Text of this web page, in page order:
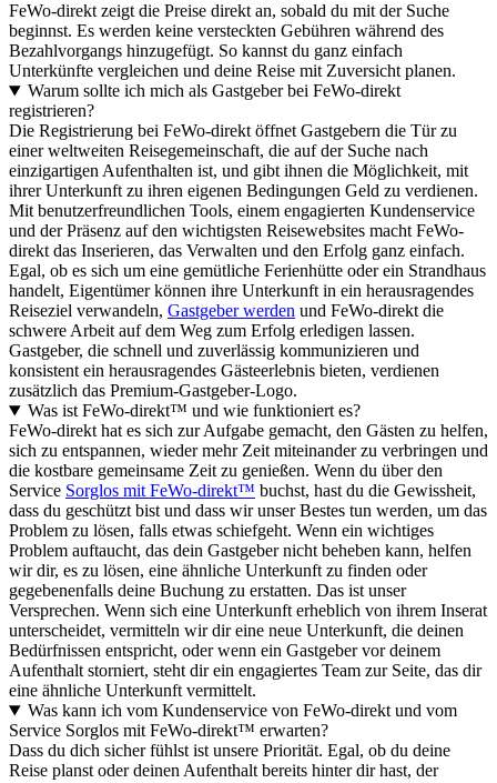
FeWo-direkt zeigt die Preise direkt an, sobald du mit der Suche
beginnst. Es werden keine versteckten Gebühren während des
Bezahlvorgangs hinzugefügt. So kannst du ganz einfach
Unterkünfte vergleichen und deine Reise mit Zuversicht planen.
Warum sollte ich mich als Gastgeber bei FeWo-direkt
registrieren?
Die Registrierung bei FeWo-direkt öffnet Gastgebern die Tür zu
einer weltweiten Reisegemeinschaft, die auf der Suche nach
einzigartigen Aufenthalten ist, und gibt ihnen die Möglichkeit, mit
ihrer Unterkunft zu ihren eigenen Bedingungen Geld zu verdienen.
Mit benutzerfreundlichen Tools, einem engagierten Kundenservice
und der Präsenz auf den wichtigsten Reisewebsites macht FeWo-
direkt das Inserieren, das Verwalten und den Erfolg ganz einfach.
Egal, ob es sich um eine gemütliche Ferienhütte oder ein Strandhaus
handelt, Eigentümer können ihre Unterkunft in ein herausragendes
Reiseziel verwandeln, Gastgeber werden und FeWo-direkt die
schwere Arbeit auf dem Weg zum Erfolg erledigen lassen.
Gastgeber, die schnell und zuverlässig kommunizieren und
konsistent ein herausragendes Gästeerlebnis bieten, verdienen
zusätzlich das Premium-Gastgeber-Logo.
Was ist FeWo-direkt™ und wie funktioniert es?
FeWo-direkt hat es sich zur Aufgabe gemacht, den Gästen zu helfen,
sich zu entspannen, wieder mehr Zeit miteinander zu verbringen und
die kostbare gemeinsame Zeit zu genießen. Wenn du über den
Service Sorglos mit FeWo-direkt™ buchst, hast du die Gewissheit,
dass du geschützt bist und dass wir unser Bestes tun werden, um das
Problem zu lösen, falls etwas schiefgeht. Wenn ein wichtiges
Problem auftaucht, das dein Gastgeber nicht beheben kann, helfen
wir dir, es zu lösen, eine ähnliche Unterkunft zu finden oder
gegebenenfalls deine Buchung zu erstatten. Das ist unser
Versprechen. Wenn sich eine Unterkunft erheblich von ihrem Inserat
unterscheidet, vermitteln wir dir eine neue Unterkunft, die deinen
Bedürfnissen entspricht, oder wenn ein Gastgeber vor deinem
Aufenthalt storniert, steht dir ein engagiertes Team zur Seite, das dir
eine ähnliche Unterkunft vermittelt.
Was kann ich vom Kundenservice von FeWo-direkt und vom
Service Sorglos mit FeWo-direkt™ erwarten?
Dass du dich sicher fühlst ist unsere Priorität. Egal, ob du deine
Reise planst oder deinen Aufenthalt bereits hinter dir hast, der